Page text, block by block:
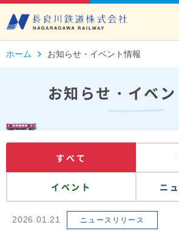
ホーム お知らせ・イベント情報
お知らせ・イベ
すべて
イベント ニ
2026.01.21 ニュースリリース